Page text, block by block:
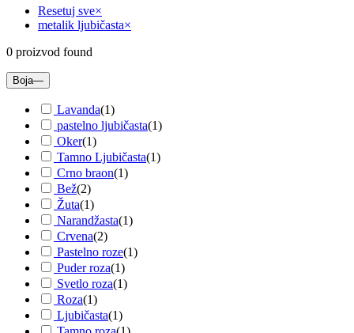
Resetuj sve×
metalik ljubičasta×
0 proizvod found
Boja—
Lavanda(1)
pastelno ljubičasta(1)
Oker(1)
Tamno Ljubičasta(1)
Crno braon(1)
Bež(2)
Žuta(1)
Narandžasta(1)
Crvena(2)
Pastelno roze(1)
Puder roza(1)
Svetlo roza(1)
Roza(1)
Ljubičasta(1)